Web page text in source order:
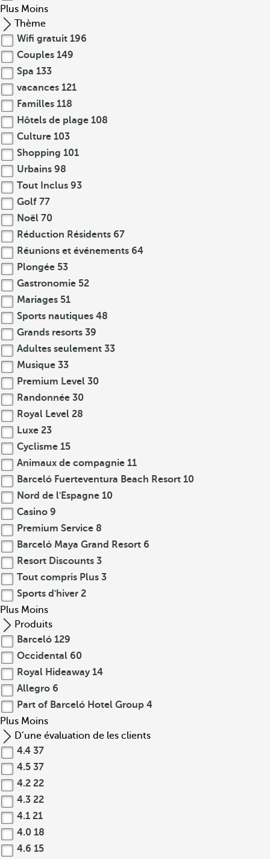
Plus Moins
Thème
Wifi gratuit 196
Couples 149
Spa 133
vacances 121
Familles 118
Hôtels de plage 108
Culture 103
Shopping 101
Urbains 98
Tout Inclus 93
Golf 77
Noël 70
Réduction Résidents 67
Réunions et événements 64
Plongée 53
Gastronomie 52
Mariages 51
Sports nautiques 48
Grands resorts 39
Adultes seulement 33
Musique 33
Premium Level 30
Randonnée 30
Royal Level 28
Luxe 23
Cyclisme 15
Animaux de compagnie 11
Barceló Fuerteventura Beach Resort 10
Nord de l'Espagne 10
Casino 9
Premium Service 8
Barceló Maya Grand Resort 6
Resort Discounts 3
Tout compris Plus 3
Sports d'hiver 2
Plus Moins
Produits
Barceló 129
Occidental 60
Royal Hideaway 14
Allegro 6
Part of Barceló Hotel Group 4
Plus Moins
D’une évaluation de les clients
4.4 37
4.5 37
4.2 22
4.3 22
4.1 21
4.0 18
4.6 15